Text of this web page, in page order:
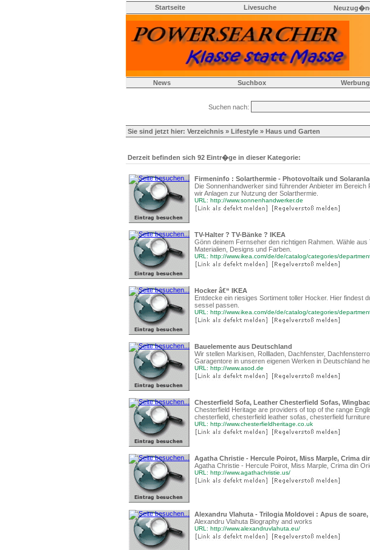
Startseite Livesuche
News Suchbox Werbung
Suchen nach:
Sie sind jetzt hier: Verzeichnis » Lifestyle » Haus und Garten
Derzeit befinden sich 92 Eintr�ge in dieser Kategorie:
Firmeninfo : Solarthermie - Photovoltaik und
Die Sonnenhandwerker sind führender Anbieter im
wir Anlagen zur Nutzung der Solarthermie.
URL: http://www.sonnenhandwerker.de
TV-Halter ? TV-Bänke ? IKEA
Gönn deinem Fernseher den richtigen Rahmen. Wähle
Materialien, Designs und Farben.
URL: http://www.ikea.com/de/de/catalog/categories/
Hocker â€“ IKEA
Entdecke ein riesiges Sortiment toller Hocker. Hier findest
sessel passen.
URL: http://www.ikea.com/de/de/catalog/categories/
Bauelemente aus Deutschland
Wir stellen Markisen, Rollladen, Dachfenster,
Garagentore in unseren eigenen Werken in Deutschland
URL: http://www.asod.de
Chesterfield Sofa, Leather Chesterfield Sofas,
Chesterfield Heritage are providers of top of the range
chesterfield, chesterfield leather sofas, chesterfield
URL: http://www.chesterfieldheritage.co.uk
Agatha Christie - Hercule Poirot, Miss Marple, Crima
Agatha Christie - Hercule Poirot, Miss Marple, Crima din
URL: http://www.agathachristie.us/
Alexandru Vlahuta - Trilogia Moldovei : Apus de
Alexandru Vlahuta Biography and works
URL: http://www.alexandruvlahuta.eu/